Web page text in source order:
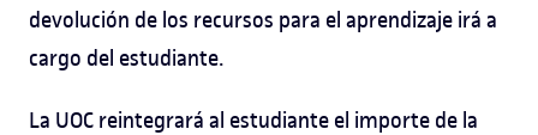
devolución de los recursos para el aprendizaje irá a
cargo del estudiante.
La UOC reintegrará al estudiante el importe de la